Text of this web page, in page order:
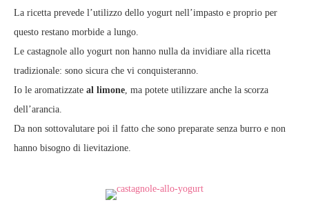
La ricetta prevede l’utilizzo dello yogurt nell’impasto e proprio per
questo restano morbide a lungo.
Le castagnole allo yogurt non hanno nulla da invidiare alla ricetta
tradizionale: sono sicura che vi conquisteranno.
Io le aromatizzate al limone, ma potete utilizzare anche la scorza
dell’arancia.
Da non sottovalutare poi il fatto che sono preparate senza burro e non
hanno bisogno di lievitazione.